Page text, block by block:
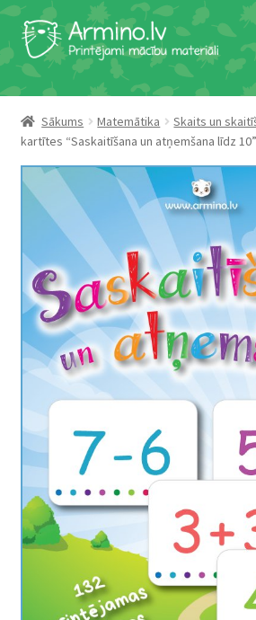
Skip
to
navigation
Skip
to
content
Tēma
Veids
Vecums
Atslēgvārdi
Viesību spēles
Idejas nodarbībām
Sākums Matemātika Skaits un
kartītes “Saskaitīšana un atņemšana līdz 10”